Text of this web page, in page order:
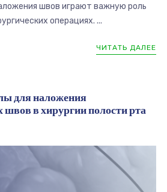
швов играют важную роль
операциях. ...
ЧИТАТЬ ДАЛЕЕ
для наложения
швов в хирургии полости рта